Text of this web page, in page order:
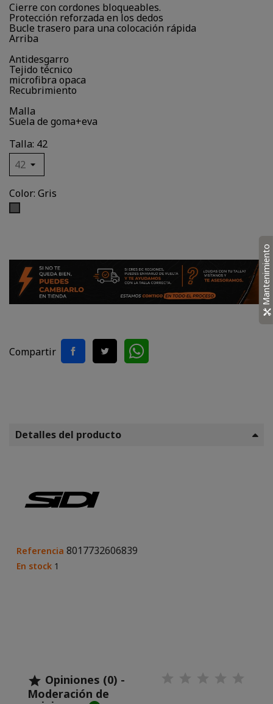
Cierre con cordones bloqueables.
Protección reforzada en los dedos
Bucle trasero para una colocación rápida
Arriba
Antidesgarro
Tejido técnico
microfibra opaca
Recubrimiento
Malla
Suela de goma+eva
Talla: 42
Color: Gris
Compartir
Detalles del producto
Referencia 8017732606839
En stock 1
 Opiniones (0) -
Moderación de
Mantenimiento